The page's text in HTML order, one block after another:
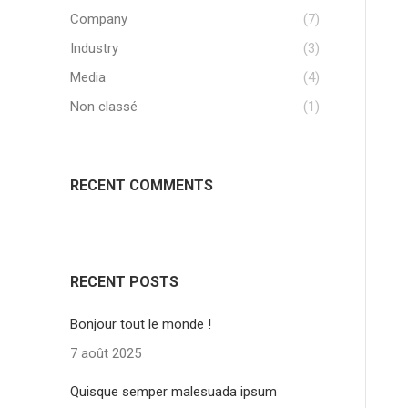
Company
(7)
Industry
(3)
Media
(4)
Non classé
(1)
RECENT COMMENTS
RECENT POSTS
Bonjour tout le monde !
7 août 2025
Quisque semper malesuada ipsum